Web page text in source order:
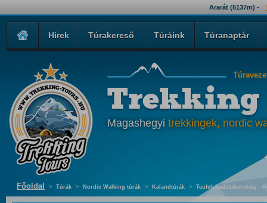
Ararát (5137m) -
Hírek Túrakereső Túráink Túranaptár
Trekking
Magashegyi trekkingek, nordic
Főoldal > Túrák > Nordic Walking túrák > Kalandtúrák > Teufelsbadstubensteig -